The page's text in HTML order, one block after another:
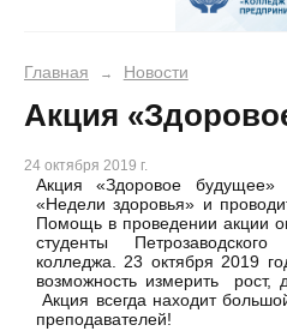
Главная → Новости
Акция
24 октября 2019 г.
Акция «Здоровое будущее»
«Недели здоровья» и
Помощь в проведении акции
студенты
колледжа. 23 октября 2019
возможность измерить рост,
Акция всегда находит
преподавателей!